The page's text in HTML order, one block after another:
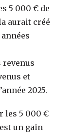
5 000 € de
aurait créé
revenus
et
2025.
les 5 000 €
un gain